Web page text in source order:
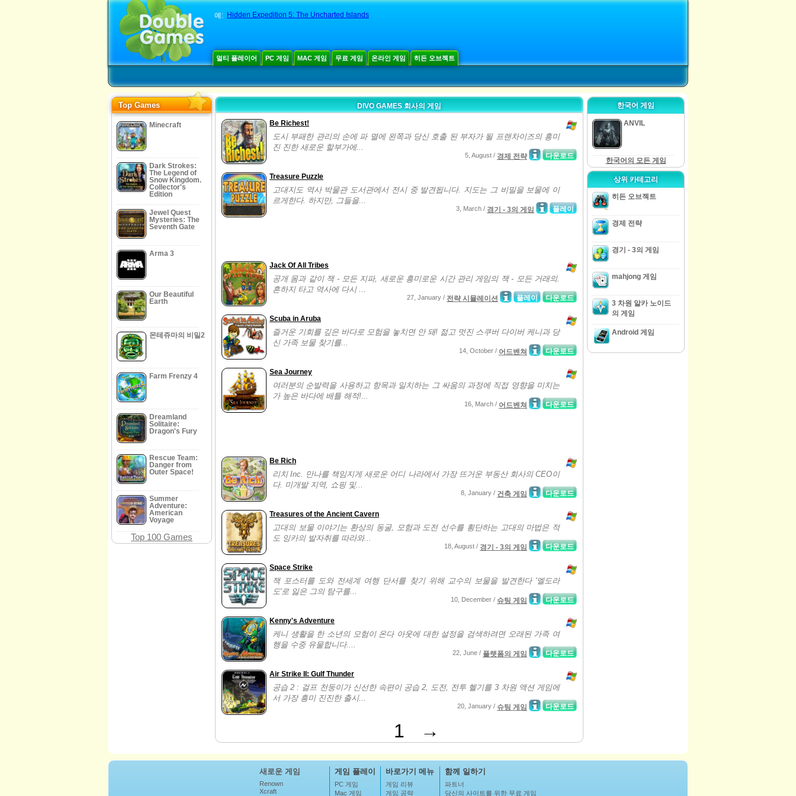
예: Hidden Expedition 5: The Uncharted Islands
멀티 플레이어 PC 게임 MAC 게임 무료 게임 온라인 게임 히든 오브젝트
Top Games
Minecraft
Dark Strokes:
The Legend of
Snow Kingdom.
Collector's
Edition
Jewel Quest
Mysteries: The
Seventh Gate
Arma 3
Our Beautiful
Earth
몬테쥬마의 비밀2
Farm Frenzy 4
Dreamland
Solitaire:
Dragon's Fury
Rescue Team:
Danger from
Outer Space!
Summer
Adventure:
American
Voyage
Top 100 Games
DIVO GAMES 회사의 게임
Be Richest!
도시 부패한 관리의 손에 파 멸에 왼쪽과 당신 호출 된 부자가 될 프랜차이즈의 흥미
진 진한 새로운 할부가에...
다운로드
5, August / 경제 전략
Treasure Puzzle
고대지도 역사 박물관 도서관에서 전시 중 발견됩니다. 지도는 그 비밀을 보물에 이
르게한다. 하지만, 그들을...
플레이
3, March / 경기 - 3의 게임
Jack Of All Tribes
공개 몸과 같이 잭 - 모든 지파, 새로운 흥미로운 시간 관리 게임의 잭 - 모든 거래의.
흔하지 타고 역사에 다시 ...
다운로드
플레이
27, January / 전략 시뮬레이션
Scuba in Aruba
즐거운 기회를 깊은 바다로 모험을 놓치면 안 돼! 젊고 멋진 스쿠버 다이버 케니과 당
신 가족 보물 찾기를...
다운로드
14, October / 어드벤쳐
Sea Journey
여러분의 순발력을 사용하고 항목과 일치하는 그 싸움의 과정에 직접 영향을 미치는
가 높은 바다에 배틀 해적!...
다운로드
16, March / 어드벤쳐
Be Rich
리치 Inc. 만나를 책임지게 새로운 어디 나라에서 가장 뜨거운 부동산 회사의 CEO이
다. 미개발 지역, 쇼핑 및...
다운로드
8, January / 건축 게임
Treasures of the Ancient Cavern
고대의 보물 이야기는 환상의 동굴, 모험과 도전 선수를 횡단하는 고대의 마법은 적
도 잉카의 발자취를 따라와...
다운로드
18, August / 경기 - 3의 게임
Space Strike
잭 포스터를 도와 전세계 여행 단서를 찾기 위해 교수의 보물을 발견한다 '엘도라
도'로 잃은 그의 탐구를...
다운로드
10, December / 슈팅 게임
Kenny's Adventure
케니 생활을 한 소년의 모험이 온다 아웃에 대한 설정을 검색하려면 오래된 가족 여
행을 수중 유물합니다....
다운로드
22, June / 플랫폼의 게임
Air Strike II: Gulf Thunder
공습 2 : 걸프 천둥이가 신선한 속편이 공습 2, 도전, 전투 헬기를 3 차원 액션 게임에
서 가장 흥미 진진한 출시...
다운로드
20, January / 슈팅 게임
1 →
한국어 게임
ANVIL
한국어의 모든 게임
상위 카테고리
히든 오브젝트
경제 전략
경기 - 3의 게임
mahjong 게임
3 차원 알카 노이드
의 게임
Android 게임
새로운 게임
Renown
Xcraft
게임 플레이
PC 게임
Mac 게임
바로가기 메뉴
게임 리뷰
게임 공략
함께 일하기
파트너
당신의 사이트를 위한 무료 게임